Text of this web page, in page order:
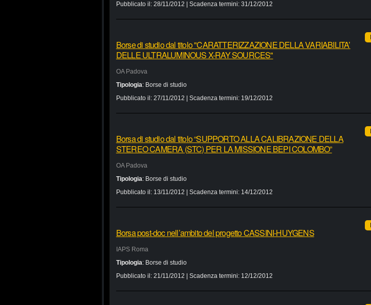
Pubblicato il: 28/11/2012 | Scadenza termini: 31/12/2012
Borse di studio dal titolo "CARATTERIZZAZIONE DELLA VARIABILITA’
DELLE ULTRALUMINOUS X-RAY SOURCES"
OA Padova
Tipologia: Borse di studio
Pubblicato il: 27/11/2012 | Scadenza termini: 19/12/2012
Borsa di studio dal titolo “SUPPORTO ALLA CALIBRAZIONE DELLA
STEREO CAMERA (STC) PER LA MISSIONE BEPI COLOMBO”
OA Padova
Tipologia: Borse di studio
Pubblicato il: 13/11/2012 | Scadenza termini: 14/12/2012
Borsa post-doc nell’ambito del progetto CASSINI-HUYGENS
IAPS Roma
Tipologia: Borse di studio
Pubblicato il: 21/11/2012 | Scadenza termini: 12/12/2012